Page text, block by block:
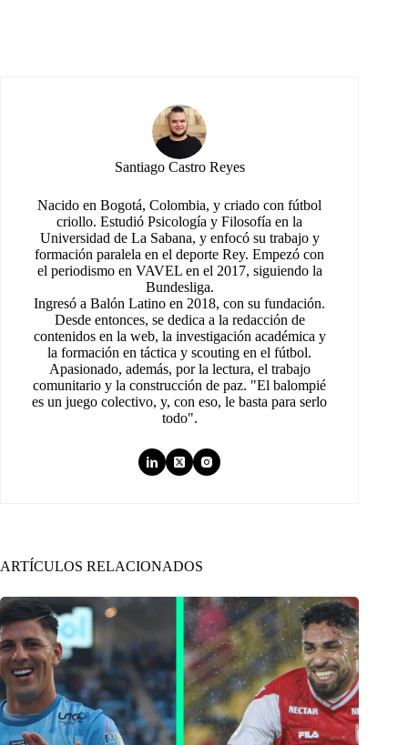
Santiago Castro Reyes
Nacido en Bogotá, Colombia, y criado con fútbol
criollo. Estudió Psicología y Filosofía en la
Universidad de La Sabana, y enfocó su trabajo y
formación paralela en el deporte Rey. Empezó con
el periodismo en VAVEL en el 2017, siguiendo la
Bundesliga.
Ingresó a Balón Latino en 2018, con su fundación.
Desde entonces, se dedica a la redacción de
contenidos en la web, la investigación académica y
la formación en táctica y scouting en el fútbol.
Apasionado, además, por la lectura, el trabajo
comunitario y la construcción de paz. "El balompié
es un juego colectivo, y, con eso, le basta para serlo
todo".
ARTÍCULOS RELACIONADOS